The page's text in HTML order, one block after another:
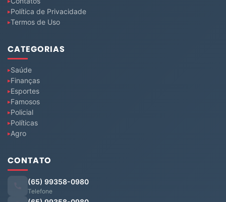
Política de Privacidade
Termos de Uso
CATEGORIAS
Saúde
Finanças
Esportes
Famosos
Policial
Políticas
Agro
CONTATO
(65) 99358-0980
Telefone